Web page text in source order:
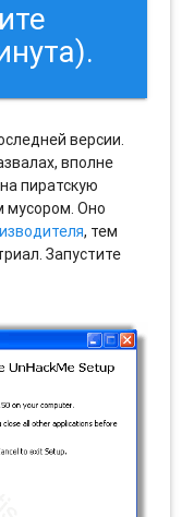
версии.
вполне
пиратскую
мусором. Оно
, тем
Запустите